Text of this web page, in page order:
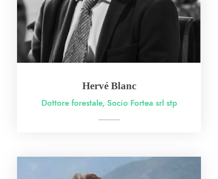
Hervé Blanc
Dottore forestale, Socio Fortea srl stp